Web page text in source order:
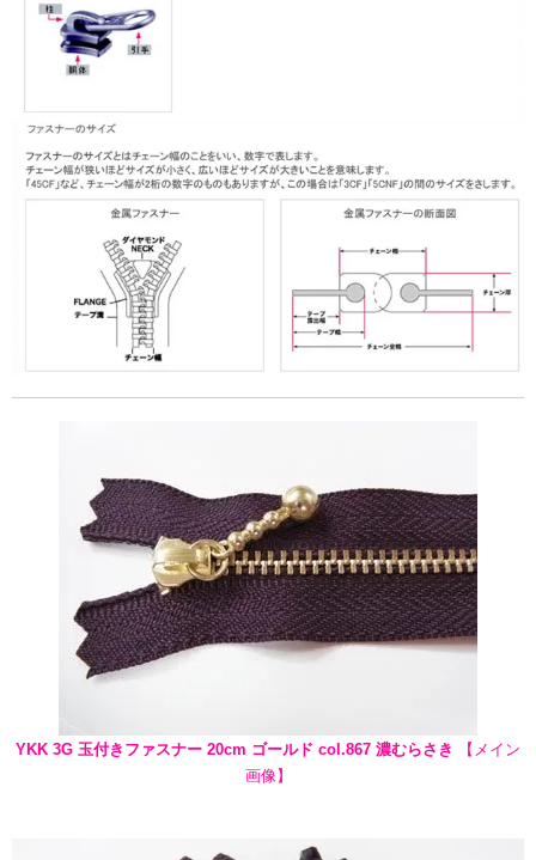
YKK 3G 玉付きファスナー 20cm ゴールド col.867 濃むらさき
【メイン
画像】